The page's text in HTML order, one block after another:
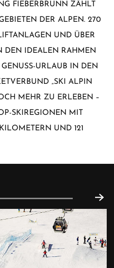
FIEBERBRUNN ZÄHLT Z
DER ALPEN. 270 PI
UND ÜBER 50
IDEALEN RAHMEN FÜ
URLAUB IN DEN BE
„SKI ALPIN CA
MEHR ZU ERLEBEN – ES
MIT IN
UND 121 LI